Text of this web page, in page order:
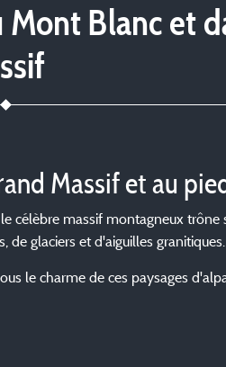
Blanc et
Massif et au
célèbre massif montagneux trône
glaciers et d'aiguilles granitiques.
le charme de ces paysages